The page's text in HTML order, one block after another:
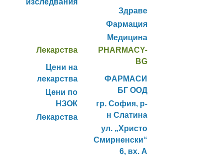
изследвания
Здраве
Фармация
Медицина
Лекарства
Цени на
лекарства
Цени по
НЗОК
Лекарства
PHARMACY-
BG
ФАРМАСИ
БГ ООД
гр. София, р-
н Слатина
ул. „Христо
Смирненски“
6, вх. А